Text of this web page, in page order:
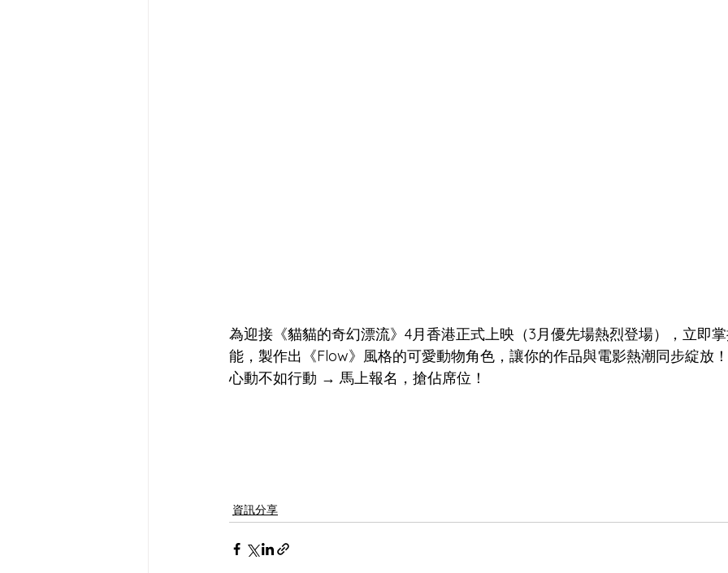
為迎接《貓貓的奇幻漂流》4月香港正式上映（3月優先場熱烈登場），立即
能，製作出《Flow》風格的可愛動物角色，讓你的作品與電影熱潮同步綻放
心動不如行動 → 馬上報名，搶佔席位！
資訊分享